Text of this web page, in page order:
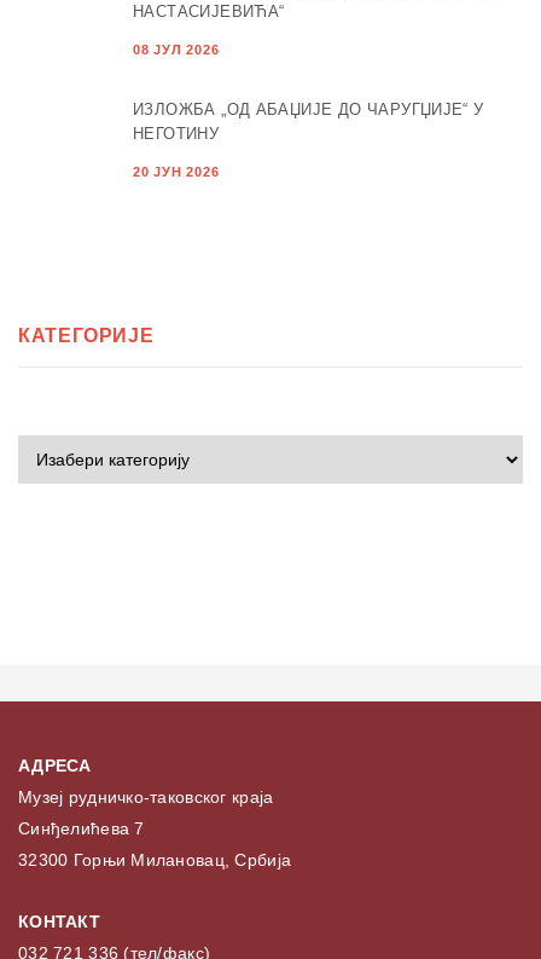
НАСТАСИЈЕВИЋА“
08 ЈУЛ 2026
ИЗЛОЖБА „ОД АБАЏИЈЕ ДО ЧАРУГЏИЈЕ“ У
НЕГОТИНУ
20 ЈУН 2026
КАТЕГОРИЈЕ
АДРЕСА
Музеј рудничко-таковског краја
Синђелићева 7
32300 Горњи Милановац, Србија
КОНТАКТ
032 721 336 (тел/факс)